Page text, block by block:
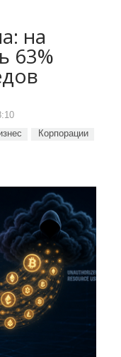
на
63%
Корпорации